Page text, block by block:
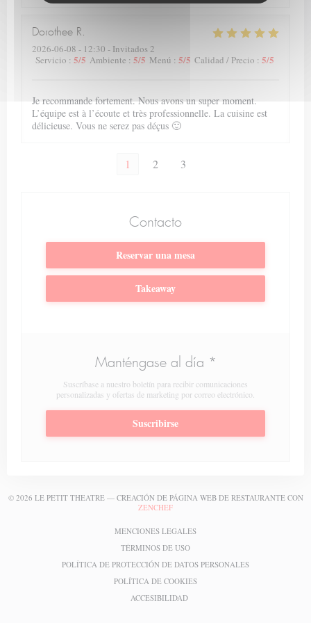
Dorothee R
2026-06-08 - 12:30 - Invitados 2
Servicio : 5/5 Ambiente : 5/5 Menú : 5/5 Calidad / Precio : 5/5
Je recommande fortement. Nous avons un super moment.
L’équipe est à l’écoute et très professionnelle. La cuisine est
délicieuse. Vous ne serez pas déçus 🙂
1 2 3
Contacto
Reservar una mesa
Takeaway
Manténgase al día *
Suscríbase a nuestro boletín para recibir comunicaciones
personalizadas y ofertas de marketing por correo electrónico.
Suscribirse
© 2026 LE PETIT THEATRE — CREACIÓN DE PÁGINA WEB DE RESTAURANTE CON
ZENCHEF((ABRE EN UNA NUEVA VENTANA))
MENCIONES LEGALES((ABRE EN UNA NUEVA
TÉRMINOS DE USO((ABRE EN UNA NUEVA
POLÍTICA DE PROTECCIÓN DE DATOS PERSONALES((ABRE EN UNA
POLÍTICA DE COOKIES((ABRE EN UNA NUEVA
ACCESIBILIDAD((ABRE EN UNA NUEVA